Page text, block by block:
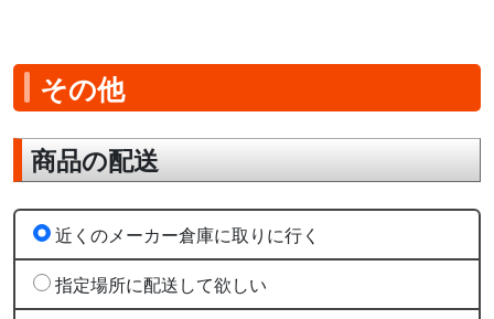
その他
商品の配送
近くのメーカー倉庫に取りに行く
指定場所に配送して欲しい